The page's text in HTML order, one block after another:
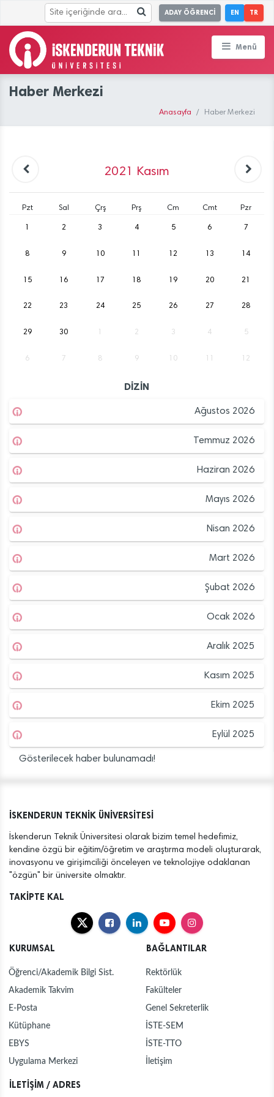
ADAY ÖĞRENCİ EN TR
Menü
Haber Merkezi
Anasayfa Haber Merkezi
2021 Kasım
Pzt Sal Çrş Prş Cm Cmt Pzr
2 3 4 5 6 7
8 9 10 12 13 14
15 16 17 18 19 20 21
22 23 24 25 26 27 28
29 30 2 3 4 5
6 7 8 9 10 12
DİZİN
Ağustos 2026
Temmuz 2026
Haziran 2026
Mayıs 2026
Nisan 2026
Mart 2026
Şubat 2026
Ocak 2026
Aralık 2025
Kasım 2025
Ekim 2025
Eylül 2025
Gösterilecek haber bulunamadı!
İSKENDERUN TEKNİK ÜNİVERSİTESİ
İskenderun Teknik Üniversitesi olarak bizim temel hedefimiz,
kendine özgü bir eğitim/öğretim ve araştırma modeli oluşturarak,
inovasyonu ve girişimciliği önceleyen ve teknolojiye odaklanan
"özgün" bir üniversite olmaktır.
TAKİPTE KAL
KURUMSAL
Öğrenci/Akademik Bilgi Sist.
Akademik Takvim
E-Posta
Kütüphane
EBYS
Uygulama Merkezi
BAĞLANTILAR
Rektörlük
Fakülteler
Genel Sekreterlik
İSTE-SEM
İSTE-TTO
İletişim
İLETİŞİM / ADRES